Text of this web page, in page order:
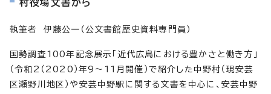
村役場文書から
執筆者 伊藤公一（公文書館歴史資料専門員）
国勢調査100年記念展示「近代広島における豊かさと働き方」
（令和2（2020）年9～11月開催）で紹介した中野村（現安芸
区瀬野川地区）や安芸中野駅に関する文書を中心に、安芸中野